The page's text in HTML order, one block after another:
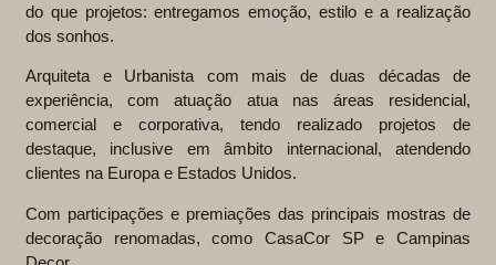
do que projetos: entregamos emoção, estilo e a realização
dos sonhos.
Arquiteta e Urbanista com mais de duas décadas de
experiência, com atuação atua nas áreas residencial,
comercial e corporativa, tendo realizado projetos de
destaque, inclusive em âmbito internacional, atendendo
clientes na Europa e Estados Unidos.
Com participações e premiações das principais mostras de
decoração renomadas, como CasaCor SP e Campinas